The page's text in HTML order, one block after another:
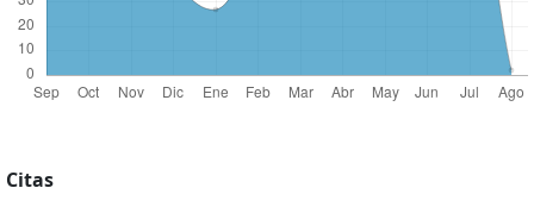
Citas